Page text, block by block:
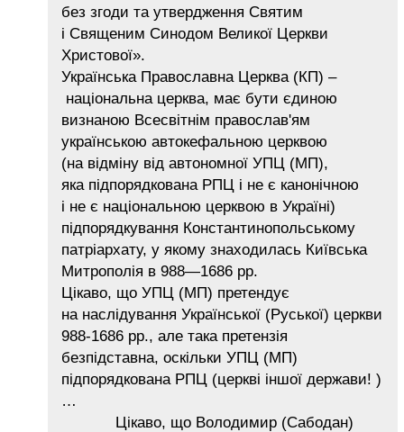
без згоди та утвердження Святим
і Священим Синодом Великої Церкви
Христової».
Українська Православна Церква (КП) –
національна церква, має бути єдиною
визнаною Всесвітнім православ'ям
українською автокефальною церквою
(на відміну від автономної УПЦ (МП),
яка підпорядкована РПЦ і не є канонічною
і не є національною церквою в Україні)
підпорядкування Константинопольському
патріархату, у якому знаходилась Київська
Митрополія в 988—1686 рр.
Цікаво, що УПЦ (МП) претендує
на наслідування Української (Руської) церкви
988-1686 рр., але така претензія
безпідставна, оскільки УПЦ (МП)
підпорядкована РПЦ (церкві іншої держави! )
…
Цікаво, що Володимир (Сабодан)